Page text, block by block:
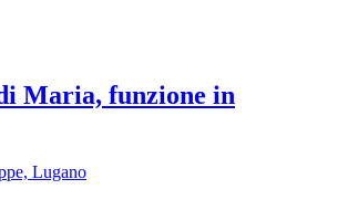
Maria, funzione in
Lugano